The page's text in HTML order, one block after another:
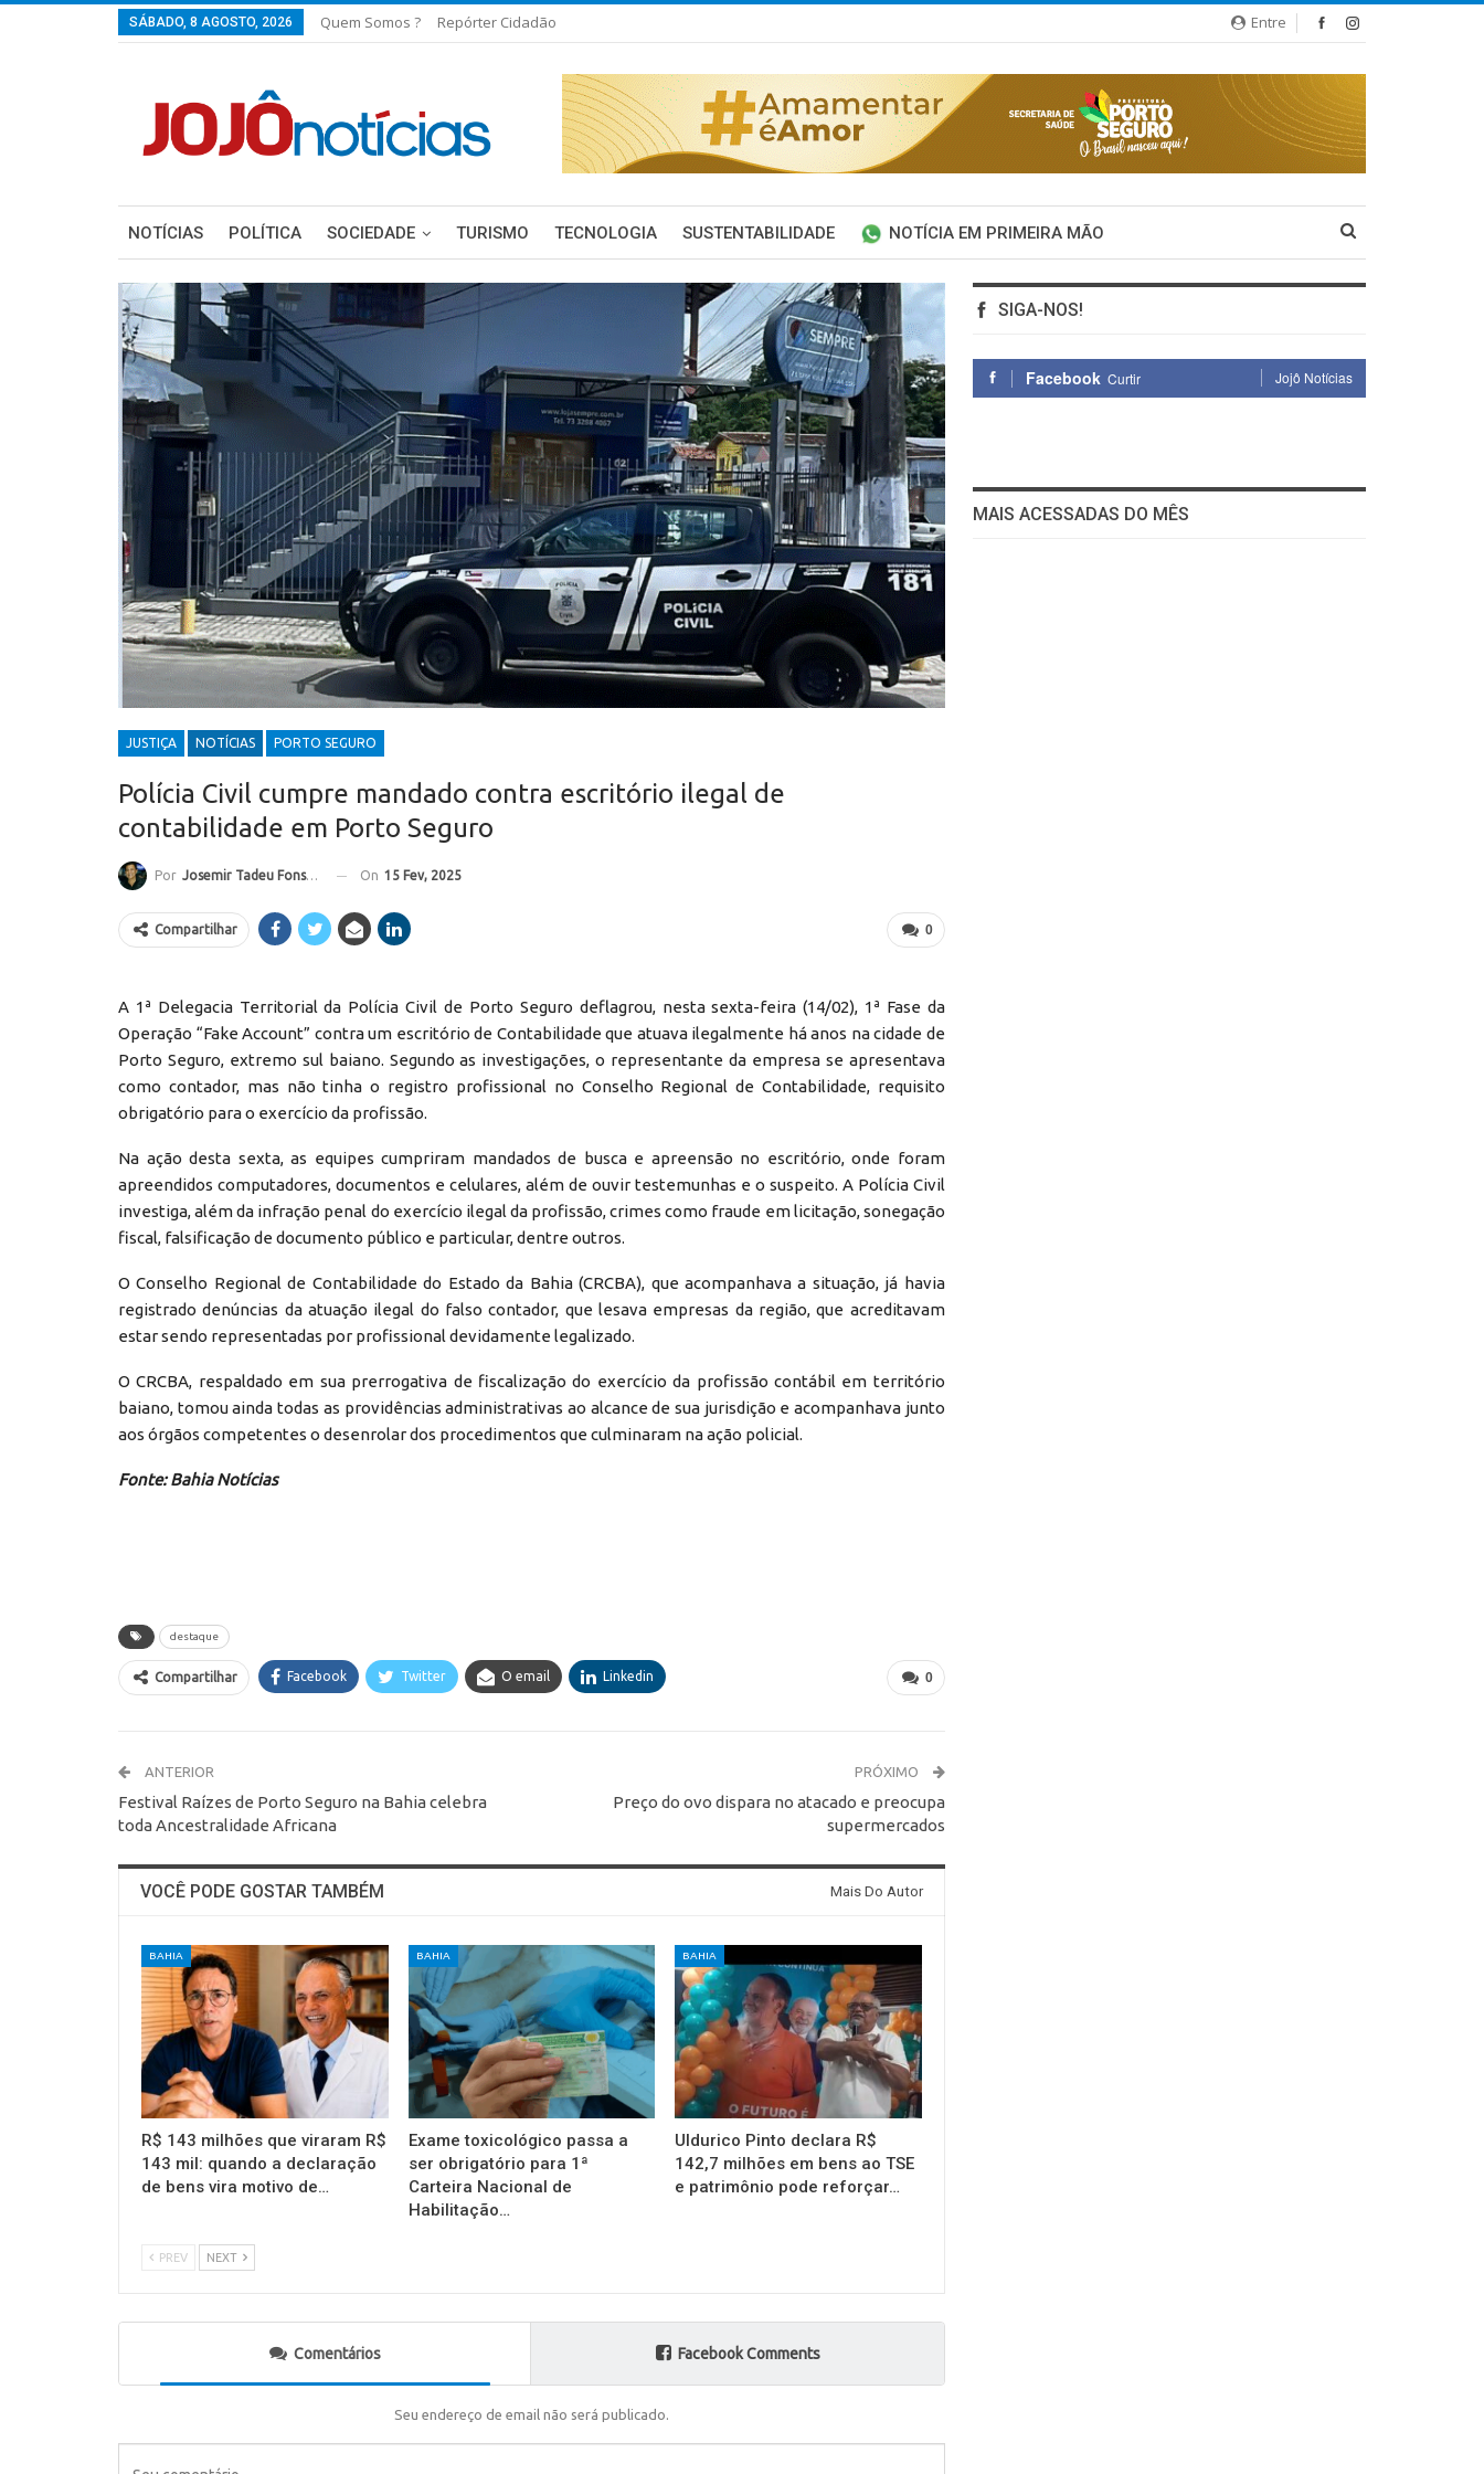
Entre
SÁBADO, 8 AGOSTO, 2026 Quem Somos ? Repórter Cidadão
NOTÍCIAS POLÍTICA SOCIEDADE TURISMO TECNOLOGIA SUSTENTABILIDADE NOTÍCIA EM PRIMEIRA MÃO
JUSTIÇA NOTÍCIAS PORTO SEGURO
Polícia Civil cumpre mandado contra escritório ilegal de
contabilidade em Porto Seguro
Por Josemir Tadeu Fonseca On 15 Fev, 2025
0
Compartilhar
A 1ª Delegacia Territorial da Polícia Civil de Porto Seguro deflagrou, nesta sexta-feira (14/02), 1ª Fase da
Operação “Fake Account” contra um escritório de Contabilidade que atuava ilegalmente há anos na cidade de
Porto Seguro, extremo sul baiano. Segundo as investigações, o representante da empresa se apresentava
como contador, mas não tinha o registro profissional no Conselho Regional de Contabilidade, requisito
obrigatório para o exercício da profissão.
Na ação desta sexta, as equipes cumpriram mandados de busca e apreensão no escritório, onde foram
apreendidos computadores, documentos e celulares, além de ouvir testemunhas e o suspeito. A Polícia Civil
investiga, além da infração penal do exercício ilegal da profissão, crimes como fraude em licitação, sonegação
fiscal, falsificação de documento público e particular, dentre outros.
O Conselho Regional de Contabilidade do Estado da Bahia (CRCBA), que acompanhava a situação, já havia
registrado denúncias da atuação ilegal do falso contador, que lesava empresas da região, que acreditavam
estar sendo representadas por profissional devidamente legalizado.
O CRCBA, respaldado em sua prerrogativa de fiscalização do exercício da profissão contábil em território
baiano, tomou ainda todas as providências administrativas ao alcance de sua jurisdição e acompanhava junto
aos órgãos competentes o desenrolar dos procedimentos que culminaram na ação policial.
Fonte: Bahia Notícias
destaque
0
Compartilhar Facebook Twitter O email Linkedin
ANTERIOR
Festival Raízes de Porto Seguro na Bahia celebra
toda Ancestralidade Africana
PRÓXIMO
Preço do ovo dispara no atacado e preocupa
supermercados
VOCÊ PODE GOSTAR TAMBÉM Mais Do Autor
BAHIA
R$ 143 milhões que viraram R$
143 mil: quando a declaração
de bens vira motivo de…
BAHIA
Exame toxicológico passa a
ser obrigatório para 1ª
Carteira Nacional de
Habilitação…
BAHIA
Uldurico Pinto declara R$
142,7 milhões em bens ao TSE
e patrimônio pode reforçar…
PREV NEXT
Comentários Facebook Comments
Seu endereço de email não será publicado.
SIGA-NOS!
Facebook Curtir Jojô Notícias
MAIS ACESSADAS DO MÊS